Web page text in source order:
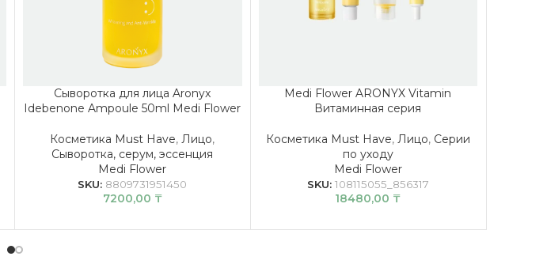
Сыворотка для лица Aronyx
Idebenone Ampoule 50ml Medi Flower
Косметика Must Have,Лицо,
Сыворотка, серум, эссенция
Medi Flower
SKU: 8809731951450
7200,00 ₸
Medi Flower ARONYX Vitamin
Витаминная серия
Косметика Must Have, Лицо, Серии
по уходу
Medi Flower
SKU: 108115055_856317
18480,00 ₸